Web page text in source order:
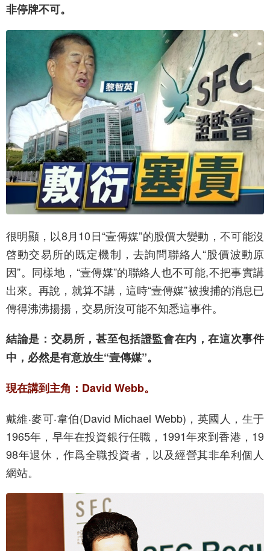
非停牌不可。
很明顯，以8月10日“壹傳媒”的股價大變動，不可能沒
啓動交易所的既定機制，去詢問聯絡人“股價波動原
因”。同樣地，“壹傳媒”的聯絡人也不可能,不把事實講
出來。再說，就算不講，這時“壹傳媒”被搜捕的消息已
傳得沸沸揚揚，交易所沒可能不知悉這事件。
結論是：交易所，甚至包括證監會在内，在這次事件
中，必然是有意放生“壹傳媒”。
現在講到主角：David Webb。
戴維‧麥可‧韋伯(David Michael Webb)，英國人，生于
1965年，早年在投資銀行任職，1991年來到香港，19
98年退休，作爲全職投資者，以及經營其非牟利個人
網站。